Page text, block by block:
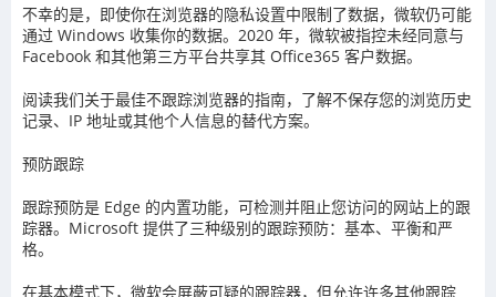
不幸的是，即使你在浏览器的隐私设置中限制了数据，微软仍可能
通过 Windows 收集你的数据。2020 年，微软被指控未经同意与
Facebook 和其他第三方平台共享其 Office365 客户数据。
阅读我们关于最佳不跟踪浏览器的指南，了解不保存您的浏览历史
记录、IP 地址或其他个人信息的替代方案。
预防跟踪
跟踪预防是 Edge 的内置功能，可检测并阻止您访问的网站上的跟
踪器。Microsoft 提供了三种级别的跟踪预防：基本、平衡和严
格。
在基本模式下，微软会屏蔽可疑的跟踪器，但允许许多其他跟踪